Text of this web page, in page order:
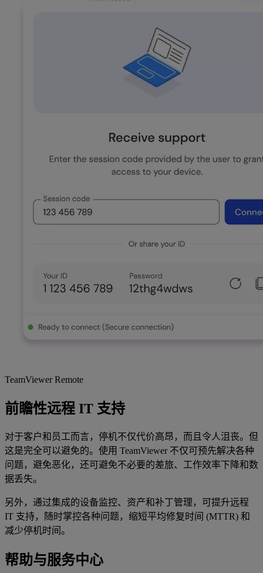
TeamViewer Remote
前瞻性远程 IT 支持
对于客户和员工而言，停机不仅代价高昂，而且令人沮丧。但
这是完全可以避免的。使用 TeamViewer 不仅可预先解决各种
问题，避免恶化，还可避免不必要的差旅、工作效率下降和数
据丢失。
另外，通过集成的设备监控、资产和补丁管理，可提升远程
IT 支持，随时掌控各种问题，缩短平均修复时间 (MTTR) 和
减少停机时间。
帮助与服务中心